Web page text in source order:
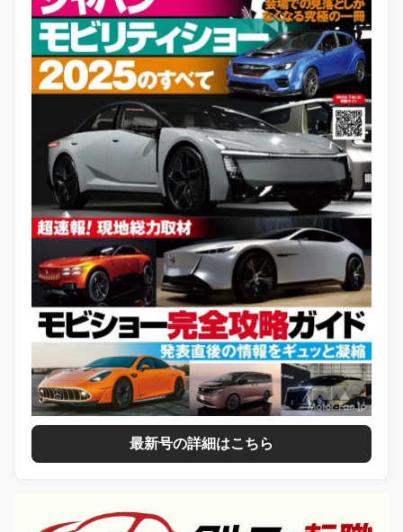
最新号の詳細はこちら